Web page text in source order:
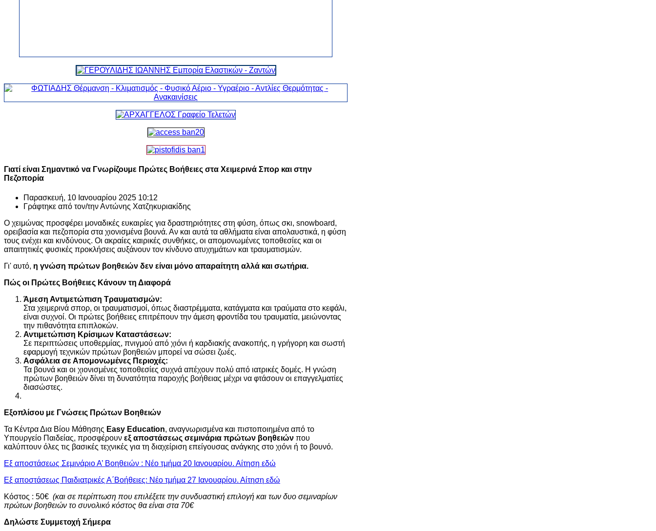
Γιατί είναι Σημαντικό να Γνωρίζουμε Πρώτες Βοήθειες στα Χειμερινά Σπορ και στην
Πεζοπορία
Παρασκευή, 10 Ιανουαρίου 2025 10:12
Γράφτηκε από τον/τηνΑντώνης Χατζηκυριακίδης
Ο χειμώνας προσφέρει μοναδικές ευκαιρίες για δραστηριότητες στη φύση, όπως σκι, snowboard,
ορειβασία και πεζοπορία στα χιονισμένα βουνά. Αν και αυτά τα αθλήματα είναι απολαυστικά, η φύση
τους ενέχει και κινδύνους. Οι ακραίες καιρικές συνθήκες, οι απομονωμένες τοποθεσίες και οι
απαιτητικές φυσικές προκλήσεις αυξάνουν τον κίνδυνο ατυχημάτων και τραυματισμών.
Γι' αυτό, η γνώση πρώτων βοηθειών δεν είναι μόνο απαραίτητη αλλά και σωτήρια.
Πώς οι Πρώτες Βοήθειες Κάνουν τη Διαφορά
Άμεση Αντιμετώπιση Τραυματισμών:
Στα χειμερινά σπορ, οι τραυματισμοί, όπως διαστρέμματα, κατάγματα και τραύματα στο κεφάλι,
είναι συχνοί. Οι πρώτες βοήθειες επιτρέπουν την άμεση φροντίδα του τραυματία, μειώνοντας
την πιθανότητα επιπλοκών.
Αντιμετώπιση Κρίσιμων Καταστάσεων:
Σε περιπτώσεις υποθερμίας, πνιγμού από χιόνι ή καρδιακής ανακοπής, η γρήγορη και σωστή
εφαρμογή τεχνικών πρώτων βοηθειών μπορεί να σώσει ζωές.
Ασφάλεια σε Απομονωμένες Περιοχές:
Τα βουνά και οι χιονισμένες τοποθεσίες συχνά απέχουν πολύ από ιατρικές δομές. Η γνώση
πρώτων βοηθειών δίνει τη δυνατότητα παροχής βοήθειας μέχρι να φτάσουν οι επαγγελματίες
διασώστες.
Εξοπλίσου με Γνώσεις Πρώτων Βοηθειών
Τα Κέντρα Δια Βίου Μάθησης Easy Education, αναγνωρισμένα και πιστοποιημένα από το
Υπουργείο Παιδείας, προσφέρουν εξ αποστάσεως σεμινάρια πρώτων βοηθειών που
καλύπτουν όλες τις βασικές τεχνικές για τη διαχείριση επείγουσας ανάγκης στο χιόνι ή το βουνό.
Εξ αποστάσεως Σεμινάριο Α’ Βοηθειών : Νέο τμήμα 20 Ιανουαρίου. Αίτηση εδώ
Εξ αποστάσεως Παιδιατρικές Α΄Βοήθειες: Νέο τμήμα 27 Ιανουαρίου. Αίτηση εδώ
Κόστος : 50€ (και σε περίπτωση που επιλέξετε την συνδυαστική επιλογή και των δυο σεμιναρίων
πρώτων βοηθειών το συνολικό κόστος θα είναι στα 70€
Δηλώστε Συμμετοχή Σήμερα